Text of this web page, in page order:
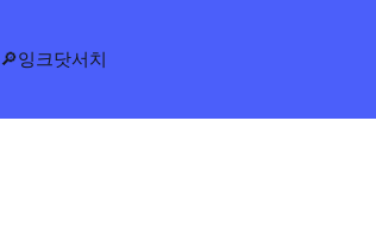
🔎잉크닷서치